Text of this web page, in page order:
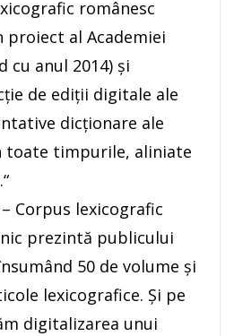
românesc
proiect al Academiei
cu anul 2014) și
de ediții digitale ale
dicționare ale
toate timpurile, aliniate
– Corpus lexicografic
prezintă publicului
50 de volume și
lexicografice. Și pe
digitalizarea unui